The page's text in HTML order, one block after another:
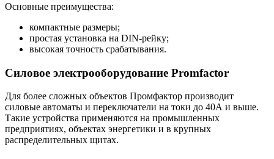
Основные преимущества:
компактные размеры;
простая установка на DIN-рейку;
высокая точность срабатывания.
Силовое электрооборудование Promfactor
Для более сложных объектов Промфактор производит
силовые автоматы и переключатели на токи до 40А и выше.
Такие устройства применяются на промышленных
предприятиях, объектах энергетики и в крупных
распределительных щитах.